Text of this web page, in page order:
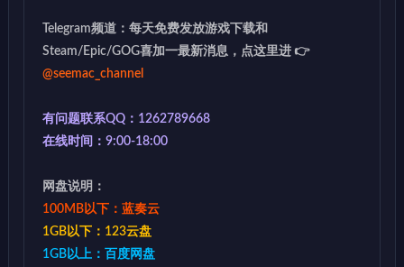
Telegram频道：每天免费发放游戏下载和
Steam/Epic/GOG喜加一最新消息，点这里进 👉
@seemac_channel
有问题联系QQ：1262789668
在线时间：9:00-18:00
网盘说明：
100MB以下：蓝奏云
1GB以下：123云盘
1GB以上：百度网盘